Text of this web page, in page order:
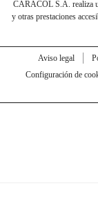
CARACOL S.A. realiza
y otras prestaciones
Aviso legal
Configuración de